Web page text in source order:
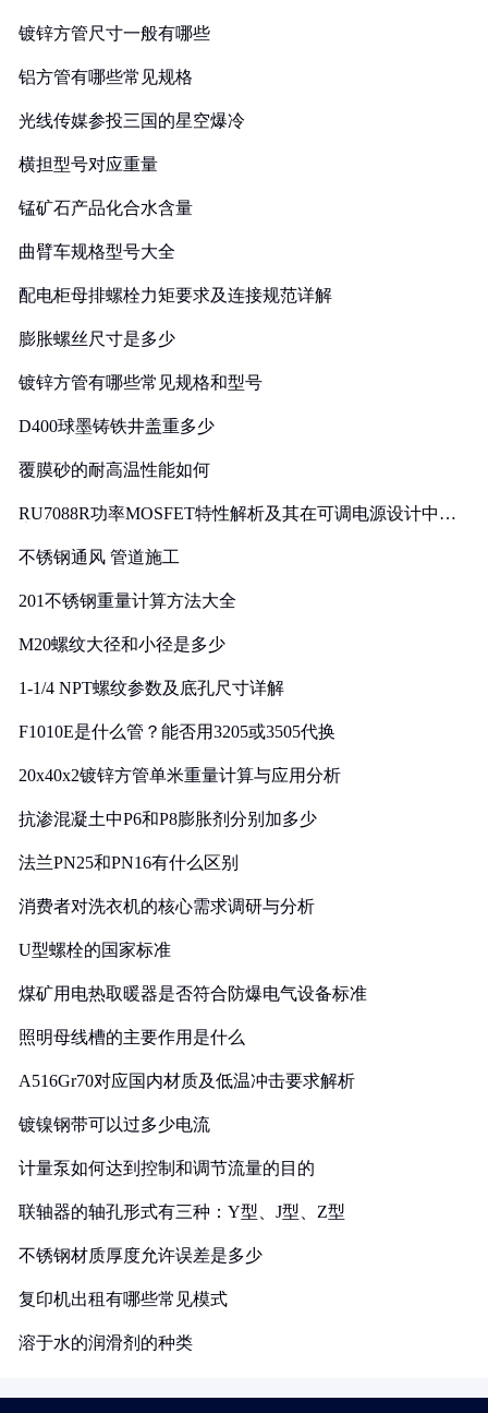
镀锌方管尺寸一般有哪些
铝方管有哪些常见规格
光线传媒参投三国的星空爆冷
横担型号对应重量
锰矿石产品化合水含量
曲臂车规格型号大全
配电柜母排螺栓力矩要求及连接规范详解
膨胀螺丝尺寸是多少
镀锌方管有哪些常见规格和型号
D400球墨铸铁井盖重多少
覆膜砂的耐高温性能如何
RU7088R功率MOSFET特性解析及其在可调电源设计中的
不锈钢通风 管道施工
201不锈钢重量计算方法大全
M20螺纹大径和小径是多少
1-1/4 NPT螺纹参数及底孔尺寸详解
F1010E是什么管？能否用3205或3505代换
20x40x2镀锌方管单米重量计算与应用分析
抗渗混凝土中P6和P8膨胀剂分别加多少
法兰PN25和PN16有什么区别
消费者对洗衣机的核心需求调研与分析
U型螺栓的国家标准
煤矿用电热取暖器是否符合防爆电气设备标准
照明母线槽的主要作用是什么
A516Gr70对应国内材质及低温冲击要求解析
镀镍钢带可以过多少电流
计量泵如何达到控制和调节流量的目的
联轴器的轴孔形式有三种：Y型、J型、Z型
不锈钢材质厚度允许误差是多少
复印机出租有哪些常见模式
溶于水的润滑剂的种类